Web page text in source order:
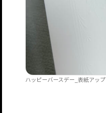
ハッピーバースデー_表紙アップ